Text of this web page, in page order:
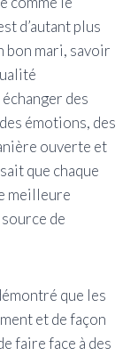
d’autant plus
bon mari, savoir
des
émotions, des
ouverte et
que chaque
meilleure
de
que les
et de façon
faire face à des